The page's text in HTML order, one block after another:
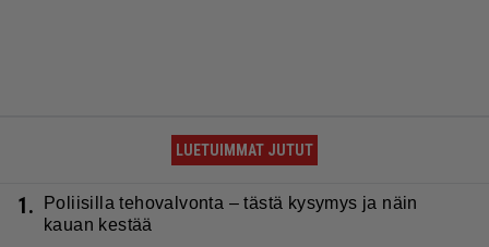
LUETUIMMAT JUTUT
1.
Poliisilla tehovalvonta – tästä kysymys ja näin
kauan kestää